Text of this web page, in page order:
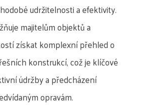
udržitelnosti a efektivity.
majitelům objektů a
získat komplexní přehled o
konstrukcí, což je klíčové
údržby a předcházení
opravám.